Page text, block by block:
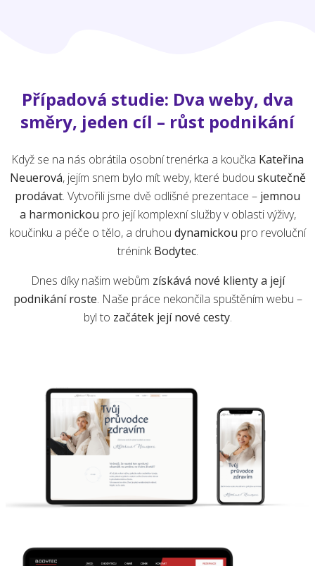
Případová studie: Dva weby, dva
směry, jeden cíl – růst podnikání
Když se na nás obrátila osobní trenérka a koučka Kateřina
Neuerová, jejím snem bylo mít weby, které budou skutečně
prodávat. Vytvořili jsme dvě odlišné prezentace – jemnou
a harmonickou pro její komplexní služby v oblasti výživy,
koučinku a péče o tělo, a druhou dynamickou pro revoluční
tréninkBodytec.
Dnes díky našim webům získává nové klienty a její
podnikání roste. Naše práce nekončila spuštěním webu –
byl to začátek její nové cesty.